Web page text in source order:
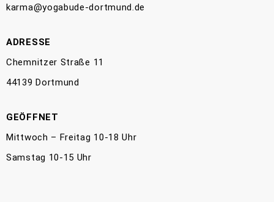
karma@yogabude-dortmund.de
ADRESSE
Chemnitzer Straße 11
44139 Dortmund
GEÖFFNET
Mittwoch – Freitag 10-18 Uhr
Samstag 10-15 Uhr